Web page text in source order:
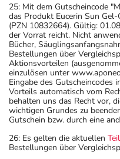
25: Mit dem Gutscheincode
das Produkt Eucerin Sun
(PZN 10832664). Gültig:
der Vorrat reicht. Nicht
Bücher,
Bestellungen über
Aktionsvorteilen
einzulösen unter
Eingabe des Gutscheincodes
Vorteils automatisch vom
behalten uns das Recht vor,
wichtigen Grundes zu
Gutschein bzw. durch eine
26: Es gelten die aktuellen
Bestellungen über